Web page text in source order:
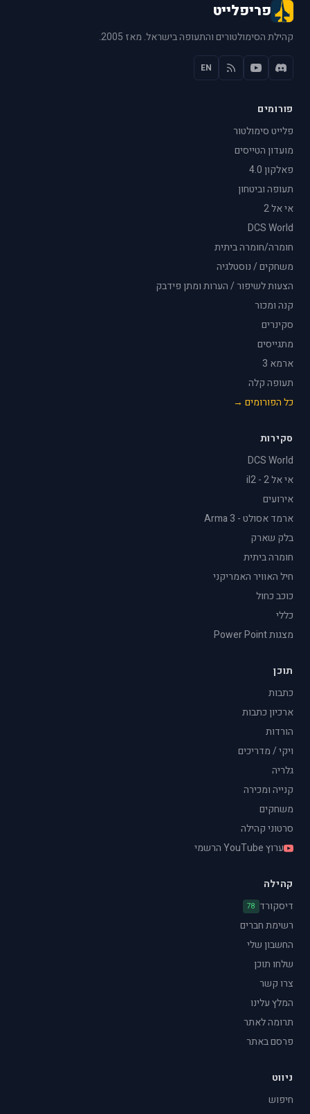
פריפלייט
קהילת הסימולטורים והתעופה בישראל. מאז 2005.
EN
פורומים
פלייט סימולטור
מועדון הטייסים
פאלקון 4.0
תעופה וביטחון
אי אל 2
DCS World
חומרה/חומרה ביתית
משחקים / נוסטלגיה
הצעות לשיפור / הערות ומתן פידבק
קנה ומכור
סקינרים
מתגייסים
ארמא 3
תעופה קלה
כל הפורומים →
סקירות
DCS World
אי אל 2 - il2
אירועים
ארמד אסולט - Arma 3
בלק שארק
חומרה ביתית
חיל האוויר האמריקני
כוכב כחול
כללי
מצגות Power Point
תוכן
כתבות
ארכיון כתבות
הורדות
ויקי / מדריכים
גלריה
קנייה ומכירה
משחקים
סרטוני קהילה
ערוץ YouTube הרשמי
קהילה
דיסקורד 78
רשימת חברים
החשבון שלי
שלחו תוכן
צרו קשר
המלץ עלינו
תרומה לאתר
פרסם באתר
ניווט
חיפוש